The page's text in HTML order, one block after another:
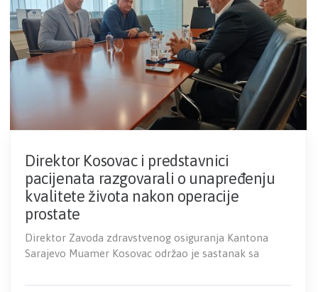
Direktor Kosovac i predstavnici
pacijenata razgovarali o unapređenju
kvalitete života nakon operacije
prostate
Direktor Zavoda zdravstvenog osiguranja Kantona
Sarajevo Muamer Kosovac održao je sastanak sa